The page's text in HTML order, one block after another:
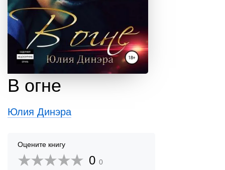
В огне
Юлия Динэра
Оцените книгу
0 0